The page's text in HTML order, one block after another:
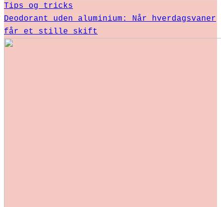
Tips og tricks
Deodorant uden aluminium: Når hverdagsvaner
får et stille skift